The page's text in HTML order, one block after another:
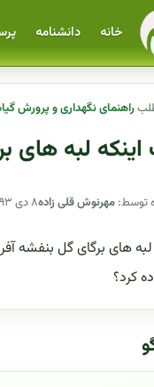
خانه دانشنامه
راهنمای نگهداری و پرورش
لبه های
توسط: مهرنوش قلی زاده۸ دی ۱۳۹۳، ساعت ۱۸:۱۵
های برگای گل بنفشه
کرد؟